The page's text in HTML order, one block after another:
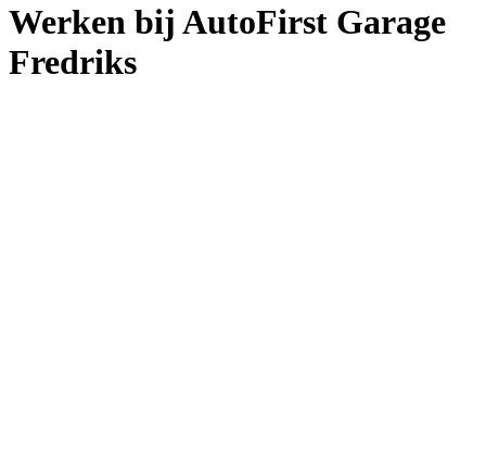
Werken bij AutoFirst Garage
Fredriks